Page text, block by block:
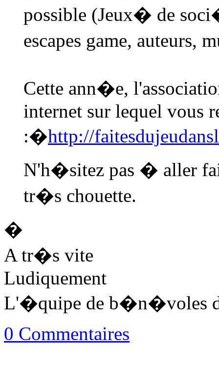
possible (Jeux� de
escapes game, auteurs,
Cette ann�e,
internet sur lequel vous
:�http://
N'h�sitez pas � aller
tr�s chouette.
�
A tr�s vite
Ludiquement
L'�quipe de b�n�voles
0 Commentaires